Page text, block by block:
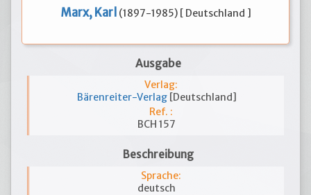
Marx, Karl (1897-1985) [ Deutschland ]
Ausgabe
Verlag:
Bärenreiter-Verlag [Deutschland]
Ref. :
BCH 157
Beschreibung
Sprache:
deutsch